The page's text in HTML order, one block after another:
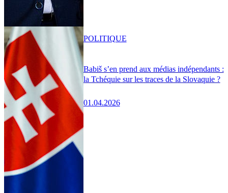
Babiš s’en prend aux médias indépendants :
la Tchéquie sur les traces de la Slovaquie ?
01.04.2026
POLITIQUE